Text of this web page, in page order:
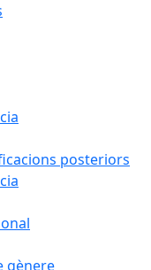
posteriors
gènere